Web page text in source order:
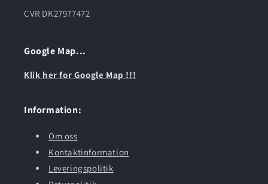
CVR DK27977472
Google Map...
Klik her for Google Map !!!
Information:
Om oss
Kontaktinformation
Leveringspolitik